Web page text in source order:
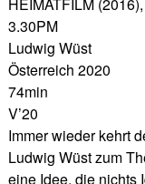
HEIMATFILM
3.30PM
Ludwig Wüst
Österreich 2020
74min
V’20
Immer wieder kehrt
Ludwig Wüst zum
eine Idee, die nichts